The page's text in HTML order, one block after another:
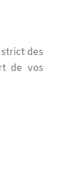
des
de vos